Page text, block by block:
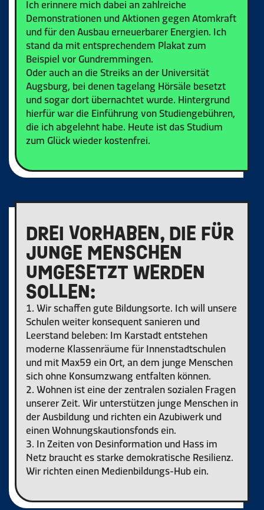
Ich erinnere mich dabei an zahlreiche
Demonstrationen und Aktionen gegen Atomkraft
und für den Ausbau erneuerbarer Energien. Ich
stand da mit entsprechendem Plakat zum
Beispiel vor Gundremmingen.
Oder auch an die Streiks an der Universität
Augsburg, bei denen tagelang Hörsäle besetzt
und sogar dort übernachtet wurde. Hintergrund
hierfür war die Einführung von Studiengebühren,
die ich abgelehnt habe. Heute ist das Studium
zum Glück wieder kostenfrei.
DREI VORHABEN, DIE FÜR
JUNGE MENSCHEN
UMGESETZT WERDEN
SOLLEN:
1. Wir schaffen gute Bildungsorte. Ich will unsere
Schulen weiter konsequent sanieren und
Leerstand beleben: Im Karstadt entstehen
moderne Klassenräume für Innenstadtschulen
und mit Max59 ein Ort, an dem junge Menschen
sich ohne Konsumzwang entfalten können.
2. Wohnen ist eine der zentralen sozialen Fragen
unserer Zeit. Wir unterstützen junge Menschen in
der Ausbildung und richten ein Azubiwerk und
einen Wohnungskautionsfonds ein.
3. In Zeiten von Desinformation und Hass im
Netz braucht es starke demokratische Resilienz.
Wir richten einen Medienbildungs-Hub ein.